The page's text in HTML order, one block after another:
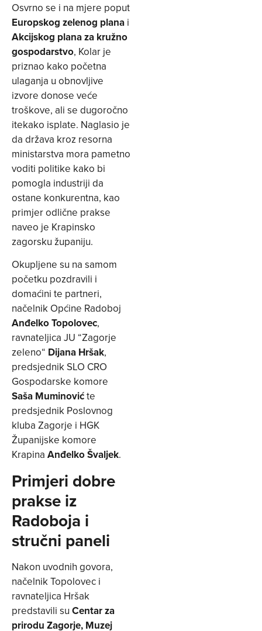
Osvrno se i na mjere poput
Europskog zelenog plana i
Akcijskog plana za kružno
gospodarstvo, Kolar je
priznao kako početna
ulaganja u obnovljive
izvore donose veće
troškove, ali se dugoročno
itekako isplate. Naglasio je
da država kroz resorna
ministarstva mora pametno
voditi politike kako bi
pomogla industriji da
ostane konkurentna, kao
primjer odlične prakse
naveo je Krapinsko
zagorsku županiju.
Okupljene su na samom
početku pozdravili i
domaćini te partneri,
načelnik Općine Radoboj
Anđelko Topolovec,
ravnateljica JU “Zagorje
zeleno“ Dijana Hršak,
predsjednik SLO CRO
Gospodarske komore
Saša Muminovićte
predsjednik Poslovnog
kluba Zagorje i HGK
Županijske komore
Krapina Anđelko Švaljek.
Primjeri dobre
prakse iz
Radoboja i
stručni paneli
Nakon uvodnih govora,
načelnik Topolovec i
ravnateljica Hršak
predstavili su Centar za
prirodu Zagorje, Muzej